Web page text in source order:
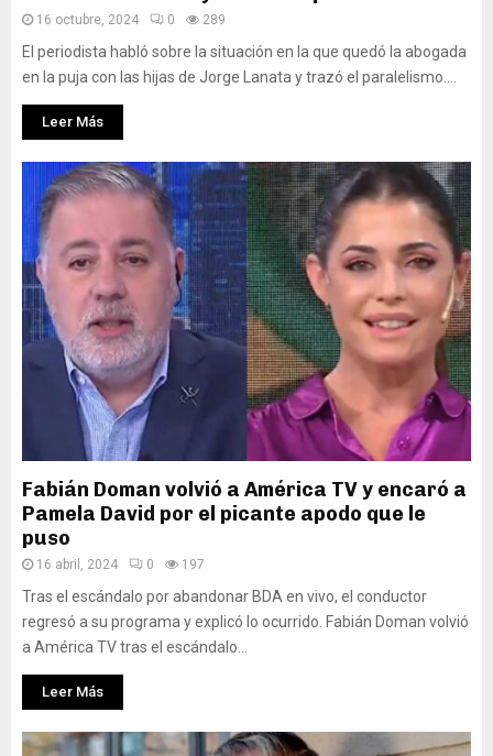
16 octubre, 2024 0 289
El periodista habló sobre la situación en la que quedó la abogada
en la puja con las hijas de Jorge Lanata y trazó el paralelismo....
Leer Más
Fabián Doman volvió a América TV y encaró a
Pamela David por el picante apodo que le
puso
16 abril, 2024 0 197
Tras el escándalo por abandonar BDA en vivo, el conductor
regresó a su programa y explicó lo ocurrido. Fabián Doman volvió
a América TV tras el escándalo...
Leer Más